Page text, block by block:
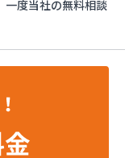
業所
業所
業所
業所
店 春日井営
業所
一度当社の無料相談